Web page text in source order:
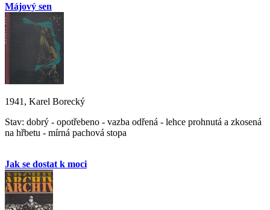
Májový sen
1941, Karel Borecký
Stav: dobrý - opotřebeno - vazba odřená - lehce prohnutá a zkosená
na hřbetu - mírná pachová stopa
Jak se dostat k moci